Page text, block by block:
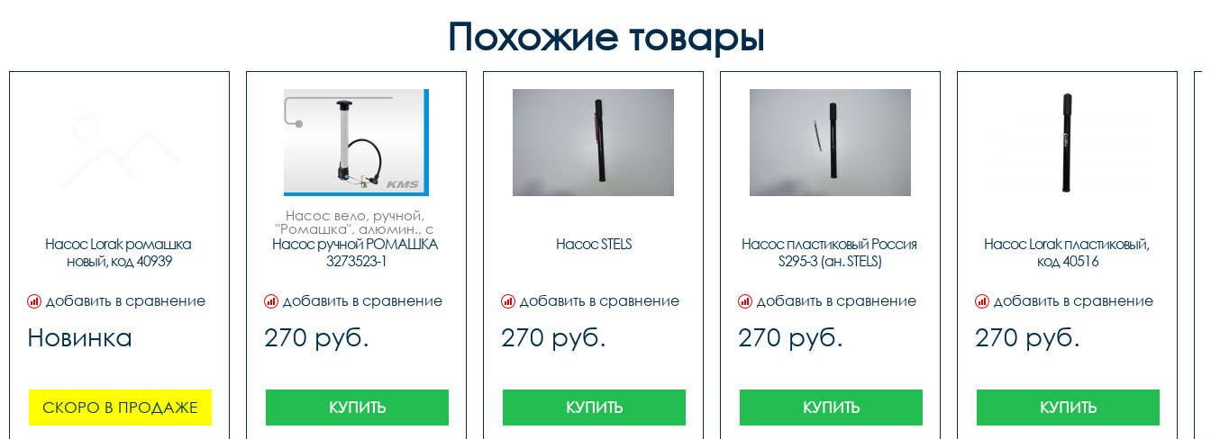
Похожие товары
Насос Lorak ромашка
новый, код 40939
добавить в сравнение
Новинка
СКОРО В ПРОДАЖЕ
Насос вело, ручной,
"Ромашка", алюмин., с
обратным толстым
штоком, шланг с
наконечником
Насос ручной РОМАШКА
3273523-1
добавить в сравнение
270 руб.
КУПИТЬ
Насос STELS
добавить в сравнение
270 руб.
КУПИТЬ
Насос пластиковый Россия
S295-3 (ан. STELS)
добавить в сравнение
270 руб.
КУПИТЬ
Насос Lorak пластиковый,
код 40516
добавить в сравнение
270 руб.
КУПИТЬ